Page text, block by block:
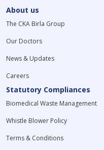
About us
The CKA Birla Group
Our Doctors
News & Updates
Careers
Statutory Compliances
Biomedical Waste Management
Whistle Blower Policy
Terms & Conditions